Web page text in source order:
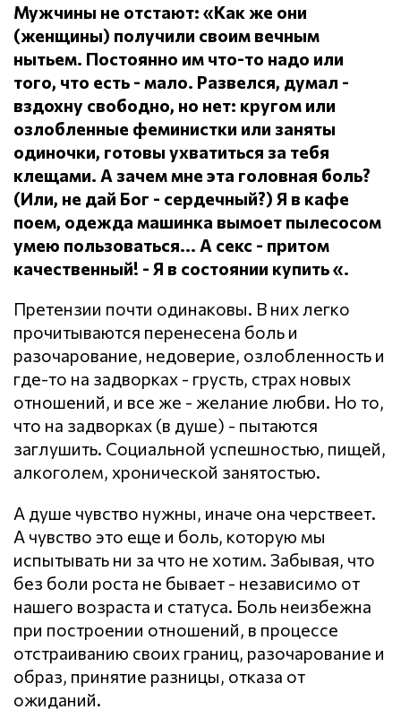
Мужчины не отстают: «Как же они
(женщины) получили своим вечным
нытьем. Постоянно им что-то надо или
того, что есть - мало. Развелся, думал -
вздохну свободно, но нет: кругом или
озлобленные феминистки или заняты
одиночки, готовы ухватиться за тебя
клещами. А зачем мне эта головная боль?
(Или, не дай Бог - сердечный?) Я в кафе
поем, одежда машинка вымоет пылесосом
умею пользоваться... А секс - притом
качественный! - Я в состоянии купить «.
Претензии почти одинаковы. В них легко
прочитываются перенесена боль и
разочарование, недоверие, озлобленность и
где-то на задворках - грусть, страх новых
отношений, и все же - желание любви. Но то,
что на задворках (в душе) - пытаются
заглушить. Социальной успешностью, пищей,
алкоголем, хронической занятостью.
А душе чувство нужны, иначе она черствеет.
А чувство это еще и боль, которую мы
испытывать ни за что не хотим. Забывая, что
без боли роста не бывает - независимо от
нашего возраста и статуса. Боль неизбежна
при построении отношений, в процессе
отстраиванию своих границ, разочарование и
образ, принятие разницы, отказа от
ожиданий.